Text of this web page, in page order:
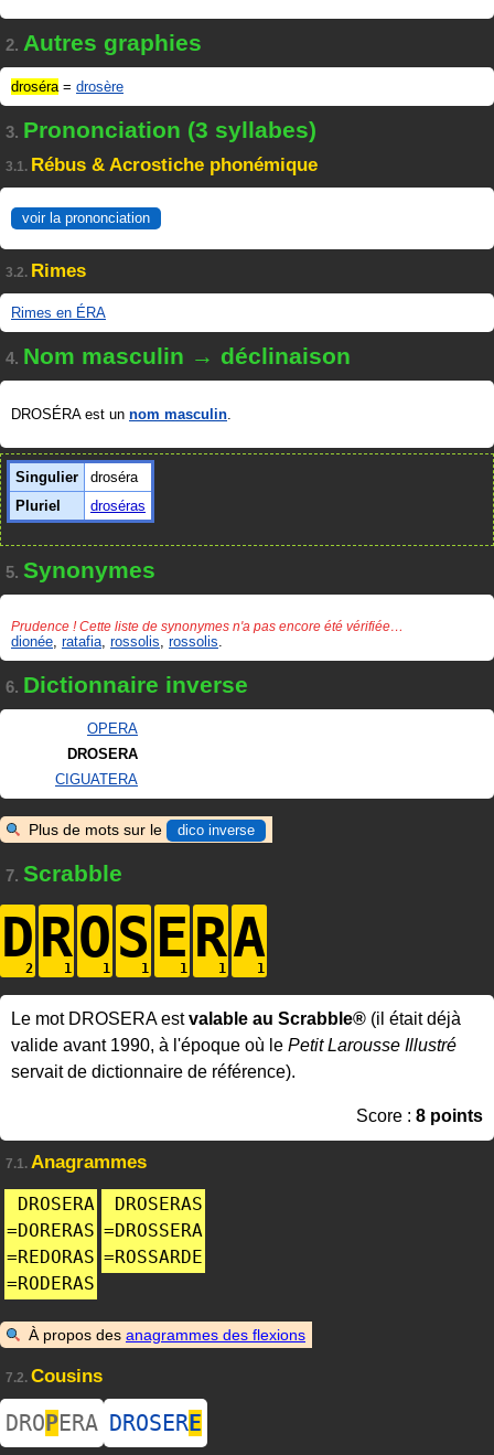
2. Autres graphies
droséra= drosère
3. Prononciation (3 syllabes)
3.1. Rébus & Acrostiche phonémique
voir la prononciation
3.2. Rimes
Rimes en ÉRA
4. Nom masculin → déclinaison
DROSÉRA est un nom masculin.
Singulier
droséra
Pluriel
droséras
5. Synonymes
Prudence ! Cette liste de synonymes n'a pas encore été vérifiée…
dionée ratafia rossolis rossolis
6. Dictionnaire inverse
OPERA
DROSERA
CIGUATERA
Plus de mots sur le dico inverse
7. Scrabble
DROS ERA
Le mot DROSERA estvalable au Scrabble® (il était déjà
valide avant 1990, à l'époque où le Petit Larousse Illustré
servait de dictionnaire de référence).
Score : 8 points
7.1. Anagrammes
DROSERA
=DORERAS
=REDORAS
=RODERAS
DROSERAS
=DROSSERA
=ROSSARDE
À propos des anagrammes des flexions
7.2. Cousins
DROPERA DROSERE